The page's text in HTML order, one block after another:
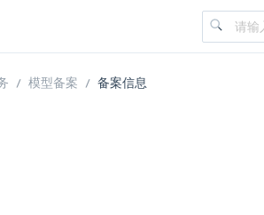
模型备案 备案信息